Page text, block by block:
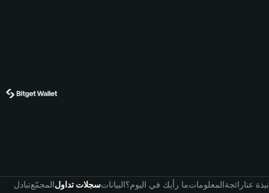
تبادلالمجمّعسجلات تداولالبياناتما رأيك في اليوم؟المعلوماترائجةنبذة عنا